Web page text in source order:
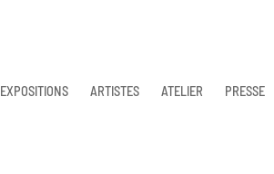
EXPOSITIONS ARTISTES ATELIER PRESSE